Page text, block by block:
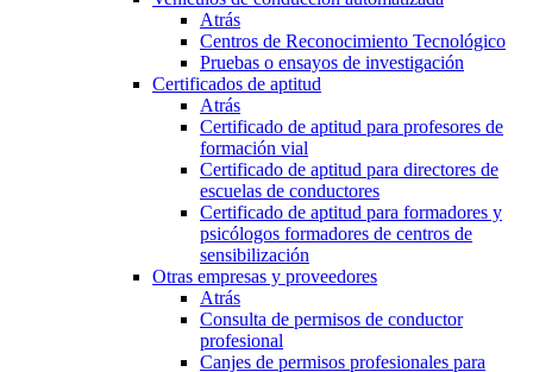
Atrás
Centros de Reconocimiento Tecnológico
Pruebas o ensayos de investigación
Certificados de aptitud
Atrás
Certificado de aptitud para profesores de
formación vial
Certificado de aptitud para directores de
escuelas de conductores
Certificado de aptitud para formadores y
psicólogos formadores de centros de
sensibilización
Otras empresas y proveedores
Atrás
Consulta de permisos de conductor
profesional
Canjes de permisos profesionales para